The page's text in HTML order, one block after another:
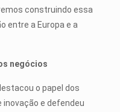
construindo essa
entre a Europa e a
negócios
o papel dos
inovação e defendeu